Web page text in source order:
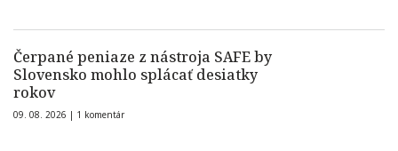
Čerpané peniaze z nástroja SAFE by
Slovensko mohlo splácať desiatky
rokov
09. 08. 2026 | 1 komentár